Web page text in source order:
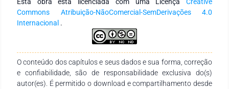
aprendizagem da temática abordada dentro da Bioquímica
aos alunos de Biologia no ensino médio, e do Ensino Superior
na área de Biológicas permitindo estimular nos mesmos o
pensamento científico, além de promover a formulação e
Commons Atribuição-NãoComercial-SemDerivações 4.0
Internacional .
O conteúdo dos capítulos e seus dados e sua forma, correção
e confiabilidade, são de responsabilidade exclusiva do(s)
autor(es). É permitido o download e compartilhamento desde